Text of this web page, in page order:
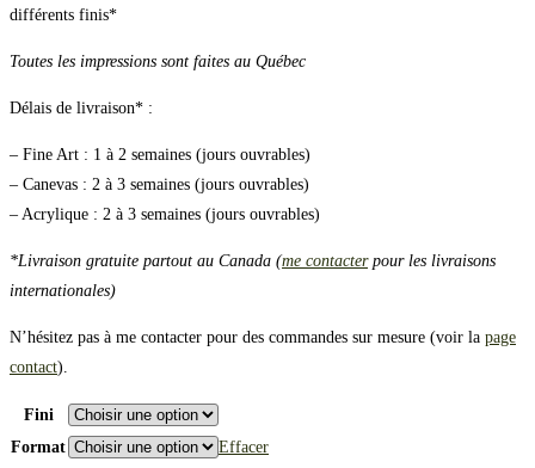
différents finis*
Toutes les impressions sont faites au Québec
Délais de livraison* :
– Fine Art : 1 à 2 semaines (jours ouvrables)
– Canevas : 2 à 3 semaines (jours ouvrables)
– Acrylique : 2 à 3 semaines (jours ouvrables)
*Livraison gratuite partout au Canada (me contacterpour les livraisons
internationales)
N’hésitez pas à me contacter pour des commandes sur mesure (voir la page
contact).
Fini
Format
Effacer